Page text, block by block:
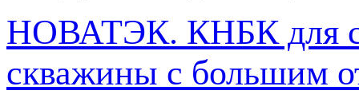
НОВАТЭК. КНБК для
скважины с большим